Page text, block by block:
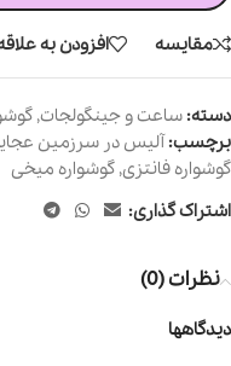
مقایسه افزودن به
دسته: ساعت و جینگولجات,
برچسب: آلیس در سرزمین
گوشواره فانتزی, گوشواره میخی
اشتراک گذاری:
نظرات (0)
دیدگاهها